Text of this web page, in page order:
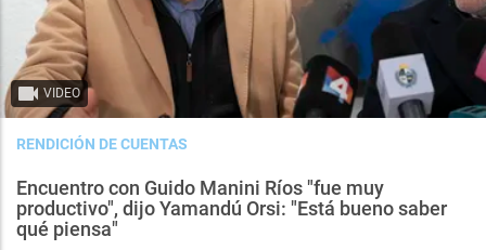
VIDEO
RENDICIÓN DE CUENTAS
Encuentro con Guido Manini Ríos "fue muy
productivo", dijo Yamandú Orsi: "Está bueno saber
qué piensa"